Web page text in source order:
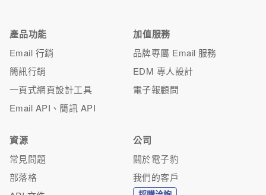
產品功能
Email 行銷
簡訊行銷
一頁式網頁設計工具
Email API、簡訊 API
加值服務
品牌專屬 Email 服務
EDM 專人設計
電子報顧問
資源
常見問題
部落格
公司
關於電子豹
我們的客戶